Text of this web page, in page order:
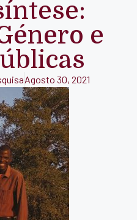
e
Agosto 30, 2021